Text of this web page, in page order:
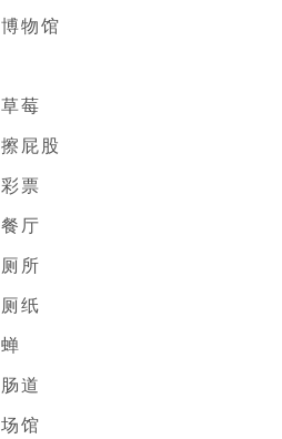
博物馆
草莓
擦屁股
彩票
餐厅
厕所
厕纸
蝉
肠道
场馆